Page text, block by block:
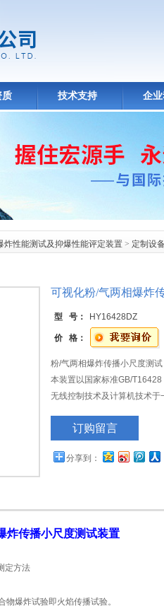
质 技术支持 企
炸性能测试及抑爆性能评定装置 > 定制设
可视化粉/气两相爆炸
型 号： HY16428DZ
价 格：
粉/气两相爆炸传播小尺度测试
本装置以国家标准GB/T16428
无线控制技术及计算机技术于
线等动作均由计算机控制自
证人身安全。
订购留言
分享到：
炸传播小尺度测试装置
定方法
爆炸试验即火焰传播试验。